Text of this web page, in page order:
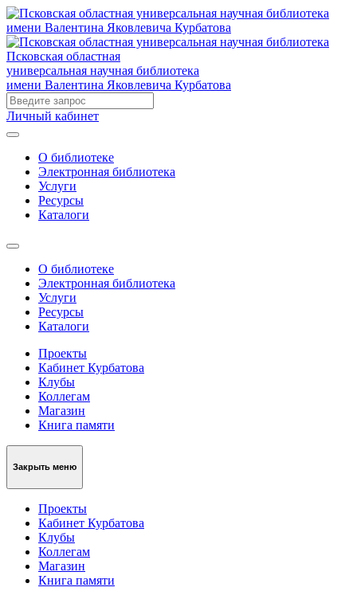
Псковская областная
универсальная научная библиотека
имени Валентина Яковлевича Курбатова
Личный кабинет
О библиотеке
Электронная библиотека
Услуги
Ресурсы
Каталоги
О библиотеке
Электронная библиотека
Услуги
Ресурсы
Каталоги
Проекты
Кабинет Курбатова
Клубы
Коллегам
Магазин
Книга памяти
Закрыть меню
Проекты
Кабинет Курбатова
Клубы
Коллегам
Магазин
Книга памяти